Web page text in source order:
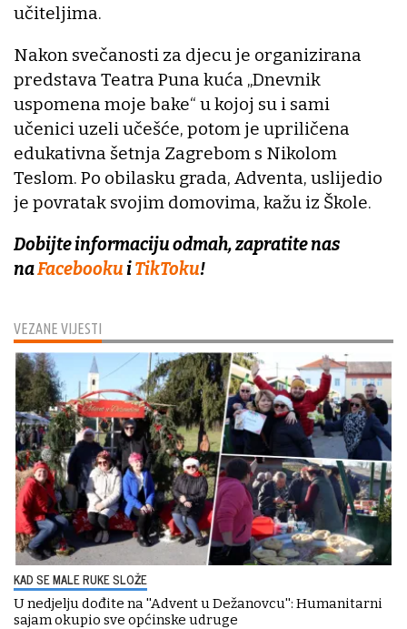
VEZANE VIJESTI
KAD SE MALE RUKE SLOŽE
U nedjelju dođite na ''Advent u Dežanovcu'': Humanitarni
sajam okupio sve općinske udruge
učiteljima.
Nakon svečanosti za djecu je organizirana
predstava Teatra Puna kuća „Dnevnik
uspomena moje bake“ u kojoj su i sami
učenici uzeli učešće, potom je upriličena
edukativna šetnja Zagrebom s Nikolom
Teslom. Po obilasku grada, Adventa, uslijedio
je povratak svojim domovima, kažu iz Škole.
Dobijte informaciju odmah, zapratite nas
naFacebooku iTikToku!